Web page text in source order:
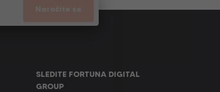
Naročite se
SLEDITE FORTUNA DIGITAL
GROUP